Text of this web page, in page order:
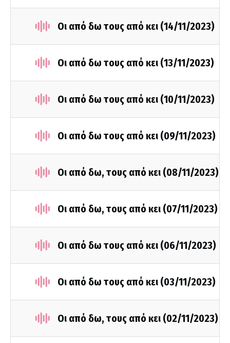
Οι από δω τους από κει (14/11/2023)
Οι από δω τους από κει (13/11/2023)
Οι από δω τους από κει (10/11/2023)
Οι από δω τους από κει (09/11/2023)
Οι από δω, τους από κει (08/11/2023)
Οι από δω, τους από κει (07/11/2023)
Οι από δω τους από κει (06/11/2023)
Οι από δω τους από κει (03/11/2023)
Οι από δω, τους από κει (02/11/2023)